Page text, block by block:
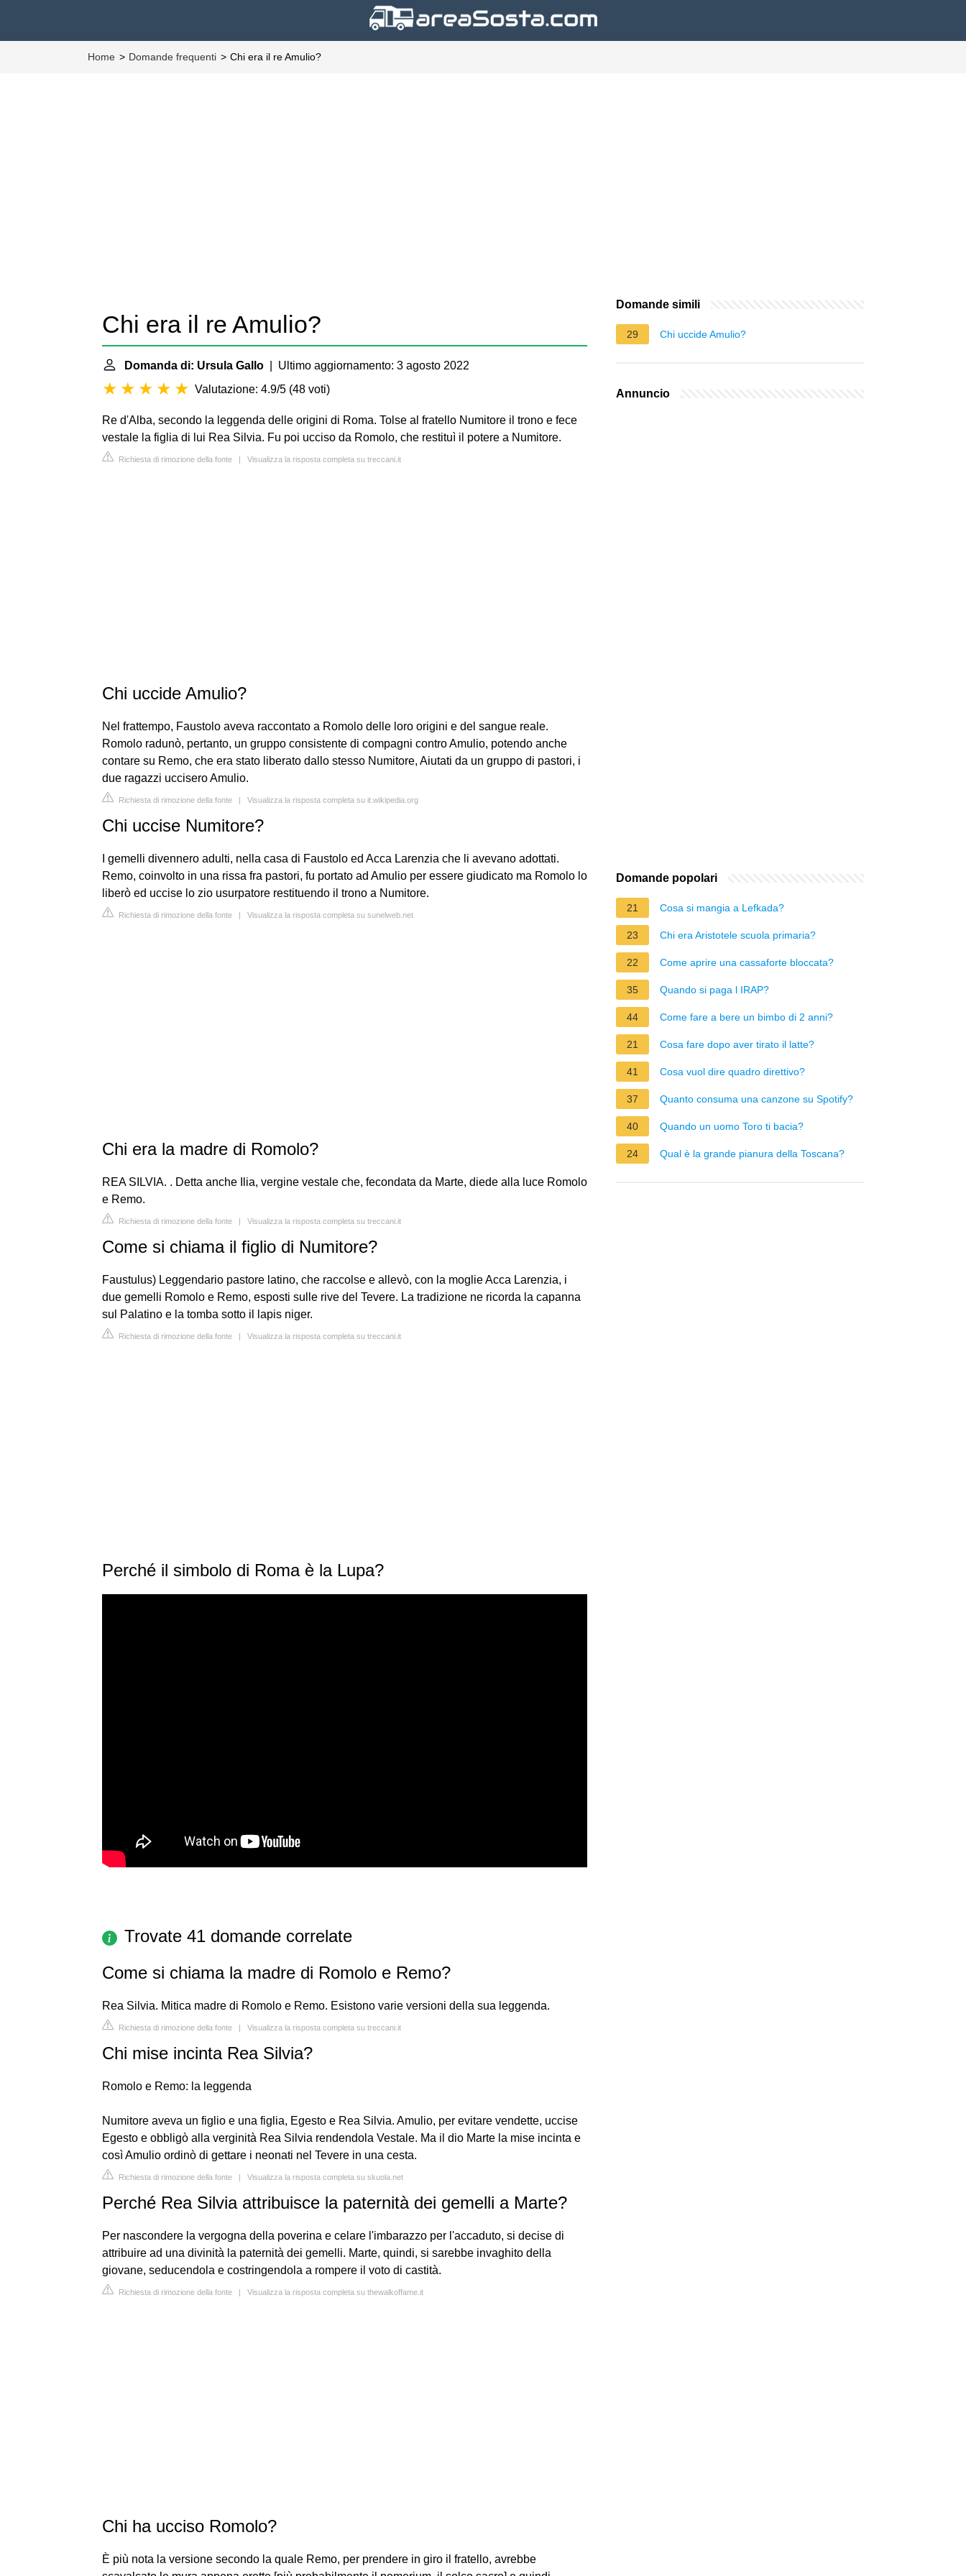
Home Domande frequenti Chi era il re Amulio?
Chi era il re Amulio?
Domanda di: Ursula Gallo | Ultimo aggiornamento: 3 agosto 2022
Valutazione: 4.9/5 (48 voti)
Re d'Alba, secondo la leggenda delle origini di Roma. Tolse al fratello Numitore il trono e fece
vestale la figlia di lui Rea Silvia. Fu poi ucciso da Romolo, che restituì il potere a Numitore.
Richiesta di rimozione della fonte | Visualizza la risposta completa su treccani.it
Chi uccide Amulio?
Nel frattempo, Faustolo aveva raccontato a Romolo delle loro origini e del sangue reale.
Romolo radunò, pertanto, un gruppo consistente di compagni contro Amulio, potendo anche
contare su Remo, che era stato liberato dallo stesso Numitore, Aiutati da un gruppo di pastori, i
due ragazzi uccisero Amulio.
Richiesta di rimozione della fonte | Visualizza la risposta completa su it.wikipedia.org
Chi uccise Numitore?
I gemelli divennero adulti, nella casa di Faustolo ed Acca Larenzia che li avevano adottati.
Remo, coinvolto in una rissa fra pastori, fu portato ad Amulio per essere giudicato ma Romolo lo
liberò ed uccise lo zio usurpatore restituendo il trono a Numitore.
Richiesta di rimozione della fonte | Visualizza la risposta completa su sunelweb.net
Chi era la madre di Romolo?
REA SILVIA. . Detta anche Ilia, vergine vestale che, fecondata da Marte, diede alla luce Romolo
e Remo.
Richiesta di rimozione della fonte | Visualizza la risposta completa su treccani.it
Come si chiama il figlio di Numitore?
Faustulus) Leggendario pastore latino, che raccolse e allevò, con la moglie Acca Larenzia, i
due gemelli Romolo e Remo, esposti sulle rive del Tevere. La tradizione ne ricorda la capanna
sul Palatino e la tomba sotto il lapis niger.
Richiesta di rimozione della fonte | Visualizza la risposta completa su treccani.it
Perché il simbolo di Roma è la Lupa?
Trovate 41 domande correlate
Come si chiama la madre di Romolo e Remo?
Rea Silvia. Mitica madre di Romolo e Remo. Esistono varie versioni della sua leggenda.
Richiesta di rimozione della fonte | Visualizza la risposta completa su treccani.it
Chi mise incinta Rea Silvia?
Romolo e Remo: la leggenda
Numitore aveva un figlio e una figlia, Egesto e Rea Silvia. Amulio, per evitare vendette, uccise
Egesto e obbligò alla verginità Rea Silvia rendendola Vestale. Ma il dio Marte la mise incinta e
così Amulio ordinò di gettare i neonati nel Tevere in una cesta.
Richiesta di rimozione della fonte | Visualizza la risposta completa su skuola.net
Perché Rea Silvia attribuisce la paternità dei gemelli a Marte?
Per nascondere la vergogna della poverina e celare l'imbarazzo per l'accaduto, si decise di
attribuire ad una divinità la paternità dei gemelli. Marte, quindi, si sarebbe invaghito della
giovane, seducendola e costringendola a rompere il voto di castità.
Richiesta di rimozione della fonte | Visualizza la risposta completa su thewalkoffame.it
Chi ha ucciso Romolo?
È più nota la versione secondo la quale Remo, per prendere in giro il fratello, avrebbe
Domande simili
29 Chi uccide Amulio?
Annuncio
Domande popolari
21 Cosa si mangia a Lefkada?
23 Chi era Aristotele scuola primaria?
22 Come aprire una cassaforte bloccata?
35 Quando si paga l IRAP?
44 Come fare a bere un bimbo di 2 anni?
21 Cosa fare dopo aver tirato il latte?
41 Cosa vuol dire quadro direttivo?
37 Quanto consuma una canzone su Spotify?
40 Quando un uomo Toro ti bacia?
24 Qual è la grande pianura della Toscana?